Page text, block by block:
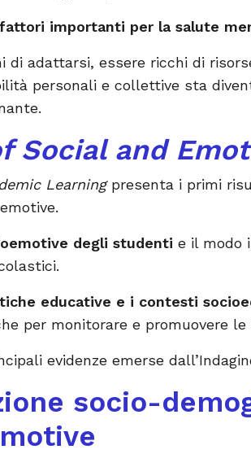
fattori importanti per la salute
di adattarsi, essere ricchi di
personali e collettive sta
Social and
Learning presenta i primi
degli studenti e il modo
educative e i contesti
per monitorare e promuovere
evidenze emerse
socio-